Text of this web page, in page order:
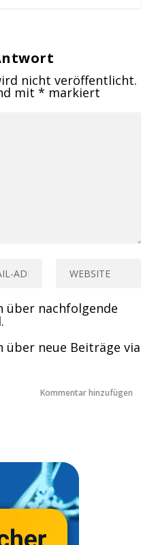
nicht veröffentlicht.
mit* markiert
über nachfolgende
über neue Beiträge via